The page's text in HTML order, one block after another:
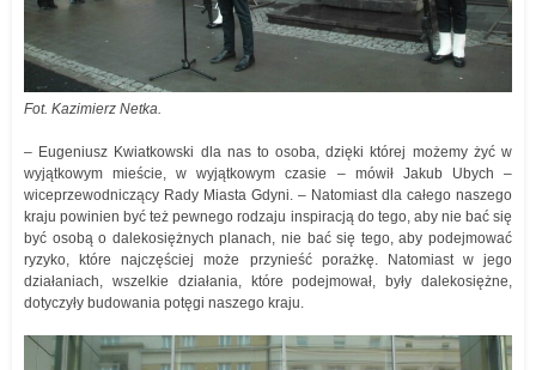
Fot. Kazimierz Netka.
– Eugeniusz Kwiatkowski dla nas to osoba, dzięki której możemy żyć w
wyjątkowym mieście, w wyjątkowym czasie – mówił Jakub Ubych –
wiceprzewodniczący Rady Miasta Gdyni. – Natomiast dla całego naszego
kraju powinien być też pewnego rodzaju inspiracją do tego, aby nie bać się
być osobą o dalekosiężnych planach, nie bać się tego, aby podejmować
ryzyko, które najczęściej może przynieść porażkę. Natomiast w jego
działaniach, wszelkie działania, które podejmował, były dalekosiężne,
dotyczyły budowania potęgi naszego kraju.